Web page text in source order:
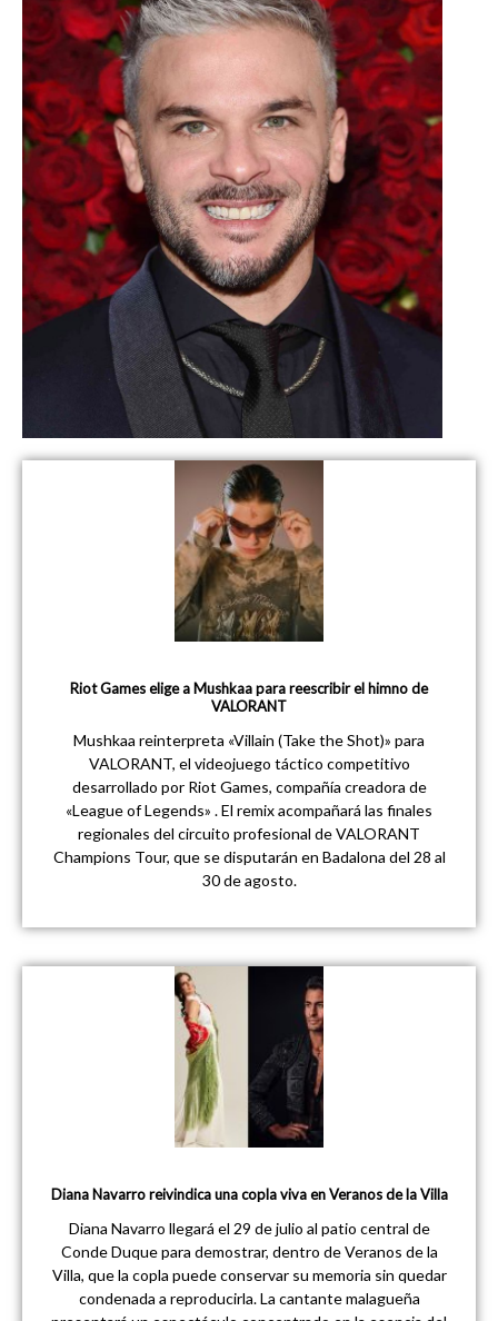
Riot Games elige a Mushkaa para reescribir el himno de
VALORANT
Mushkaa reinterpreta «Villain (Take the Shot)» para
VALORANT, el videojuego táctico competitivo
desarrollado por Riot Games, compañía creadora de
«League of Legends» . El remix acompañará las finales
regionales del circuito profesional de VALORANT
Champions Tour, que se disputarán en Badalona del 28 al
30 de agosto.
Diana Navarro reivindica una copla viva en Veranos de la Villa
Diana Navarro llegará el 29 de julio al patio central de
Conde Duque para demostrar, dentro de Veranos de la
Villa, que la copla puede conservar su memoria sin quedar
condenada a reproducirla. La cantante malagueña